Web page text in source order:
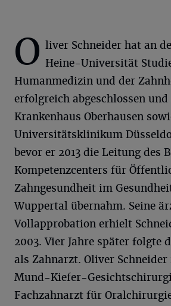
O liver Schneider hat an
Heine-Universität
Humanmedizin und der
erfolgreich abgeschlossen
Krankenhaus Oberhausen
Universitätsklinikum
bevor er 2013 die Leitung des
Kompetenzcenters für
Zahngesundheit im
Wuppertal übernahm. Seine
Vollapprobation erhielt
2003. Vier Jahre später folgte
als Zahnarzt. Oliver
Mund-Kiefer-
Fachzahnarzt für